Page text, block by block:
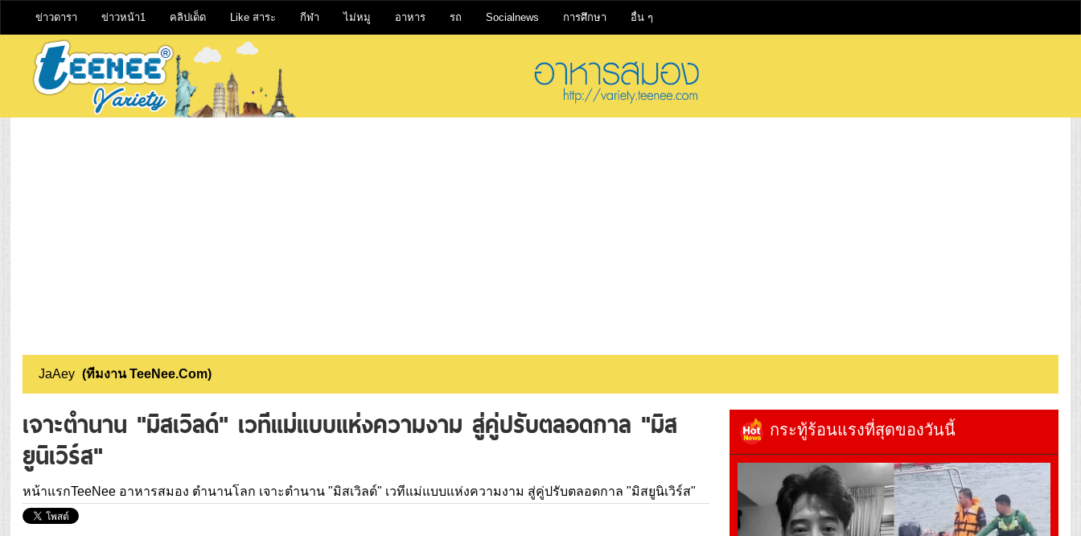
ข่าวดารา ข่าวหน้า1 คลิปเด็ด Like สาระ กีฬา ไม่หมู อาหาร รถ Socialnews การศึกษา อื่น ๆ
JaAey (ทีมงาน TeeNee.Com)
เจาะตำนาน "มิสเวิลด์" เวทีแม่แบบแห่งความงาม สู่คู่ปรับตลอดกาล "มิส
ยูนิเวิร์ส"
หน้าแรกTeeNee อาหารสมอง ตำนานโลก เจาะตำนาน "มิสเวิลด์" เวทีแม่แบบแห่งความงาม สู่คู่ปรับตลอดกาล "มิสยูนิเวิร์ส"
กระทู้ร้อนแรงที่สุดของวันนี้